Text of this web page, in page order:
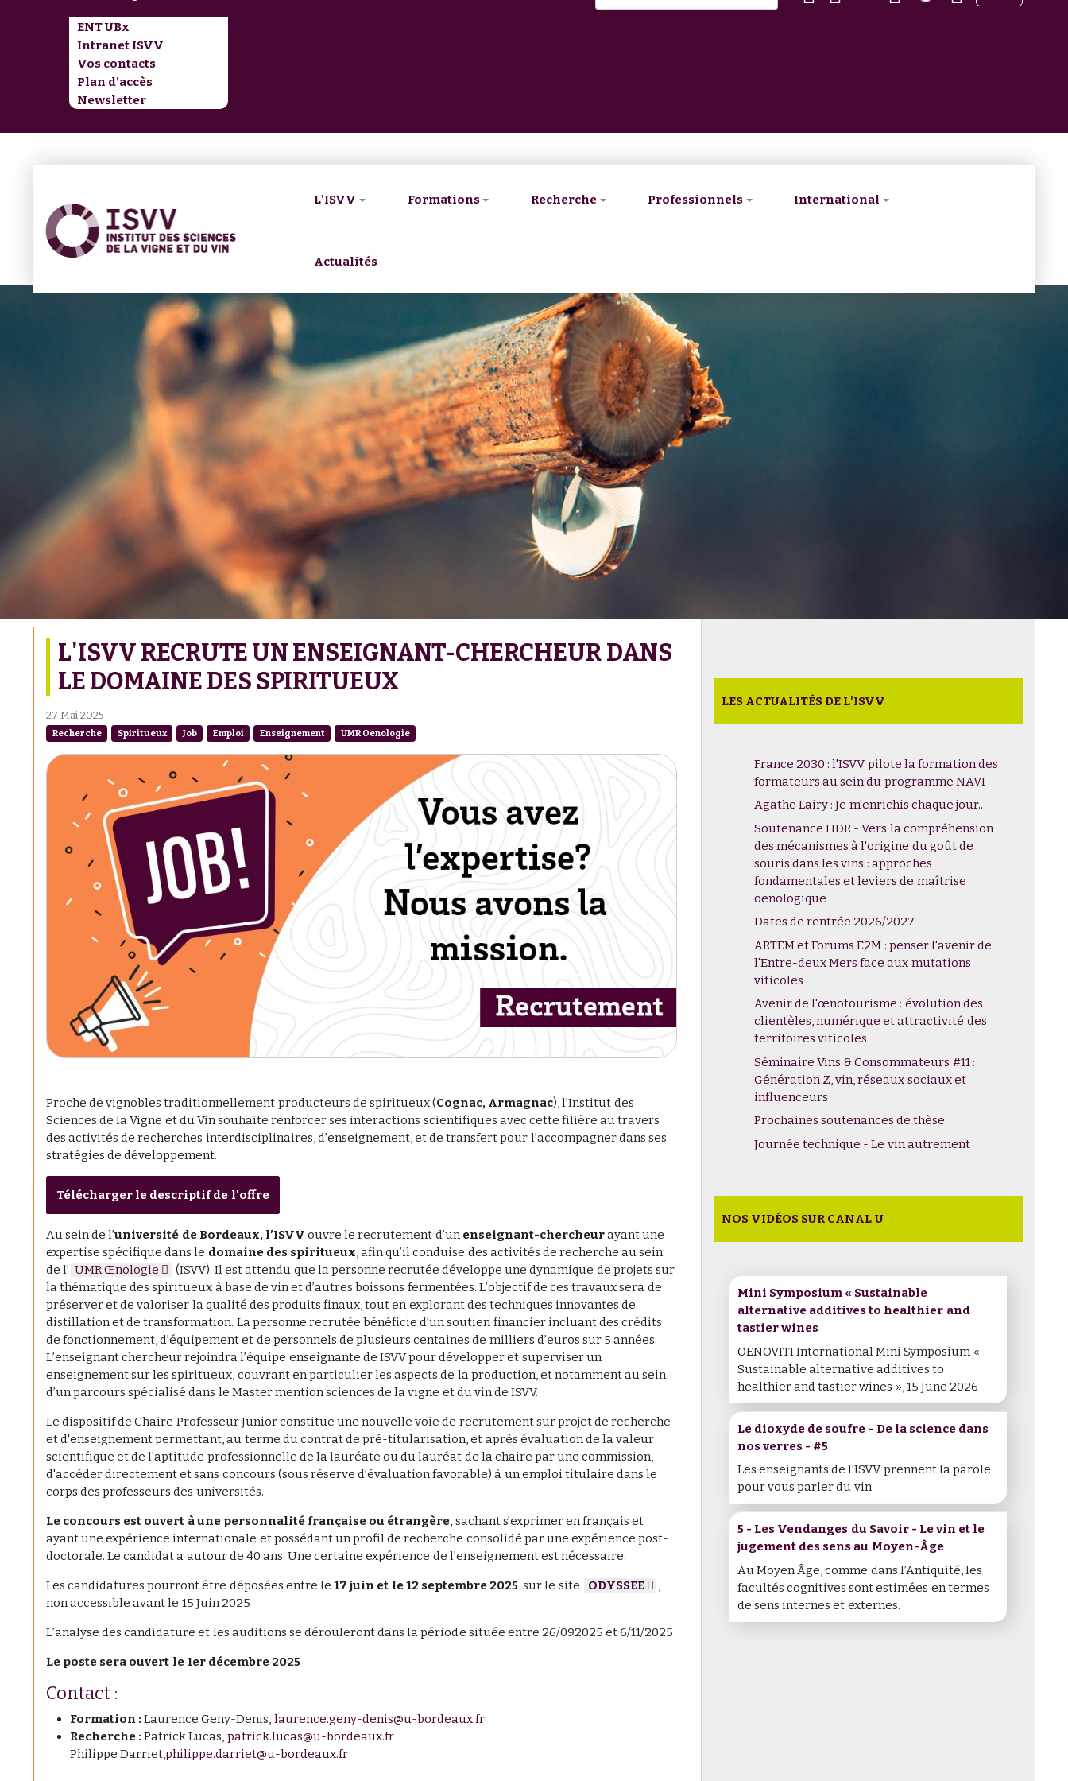
ENT UBx
Intranet ISVV
Vos contacts
Plan d’accès
Newsletter
L'ISVV Formations Recherche Professionnels International
Actualités
L'ISVV RECRUTE UN ENSEIGNANT-CHERCHEUR DANS
LE DOMAINE DES SPIRITUEUX
27 Mai 2025
Recherche Spiritueux Job Emploi Enseignement UMR Oenologie
Proche de vignobles traditionnellement producteurs de spiritueux (Cognac, Armagnac), l’Institut des
Sciences de la Vigne et du Vin souhaite renforcer ses interactions scientifiques avec cette filière au travers
des activités de recherches interdisciplinaires, d’enseignement, et de transfert pour l’accompagner dans ses
stratégies de développement.
Télécharger le descriptif de l'offre
Au sein de l’université de Bordeaux, l’ISVV ouvre le recrutement d’unenseignant-chercheurayant une
expertise spécifique dans le domaine des spiritueux, afin qu’il conduise des activités de recherche au sein
de l’ UMR Œnologie
(ISVV). Il est attendu que la personne recrutée développe une dynamique de projets sur
la thématique des spiritueux à base de vin et d’autres boissons fermentées. L’objectif de ces travaux sera de
préserver et de valoriser la qualité des produits finaux, tout en explorant des techniques innovantes de
distillation et de transformation. La personne recrutée bénéficie d’un soutien financier incluant des crédits
de fonctionnement, d’équipement et de personnels de plusieurs centaines de milliers d’euros sur 5 années.
L’enseignant chercheur rejoindra l’équipe enseignante de ISVV pour développer et superviser un
enseignement sur les spiritueux, couvrant en particulier les aspects de la production, et notamment au sein
d’un parcours spécialisé dans le Master mention sciences de la vigne et du vin de ISVV.
Le dispositif de Chaire Professeur Junior constitue une nouvelle voie de recrutement sur projet de recherche
et d'enseignement permettant, au terme du contrat de pré-titularisation, et après évaluation de la valeur
scientifique et de l'aptitude professionnelle de la lauréate ou du lauréat de la chaire par une commission,
d'accéder directement et sans concours (sous réserve d’évaluation favorable) à un emploi titulaire dans le
corps des professeurs des universités.
Le concours est ouvert à une personnalité française ou étrangère, sachant s’exprimer en français et
ayant une expérience internationale et possédant un profil de recherche consolidé par une expérience post-
doctorale. Le candidat a autour de 40 ans. Une certaine expérience de l’enseignement est nécessaire.
Les candidatures pourront être déposées entre le17 juin et le 12 septembre 2025sur le site ODYSSEE
,
non accessible avant le 15 Juin 2025
L’analyse des candidature et les auditions se dérouleront dans la période située entre 26/092025 et 6/11/2025
Le poste sera ouvert le 1er décembre 2025
Contact :
Formation : Laurence Geny-Denis, laurence.geny-denis@u-bordeaux.fr
Recherche : Patrick Lucas, patrick.lucas@u-bordeaux.fr
Philippe Darriet,philippe.darriet@u-bordeaux.fr
LES ACTUALITÉS DE L'ISVV
France 2030 : l'ISVV pilote la formation des
formateurs au sein du programme NAVI
Agathe Lairy : Je m'enrichis chaque jour..
Soutenance HDR - Vers la compréhension
des mécanismes à l'origine du goût de
souris dans les vins : approches
fondamentales et leviers de maîtrise
oenologique
Dates de rentrée 2026/2027
ARTEM et Forums E2M : penser l'avenir de
l'Entre-deux Mers face aux mutations
viticoles
Avenir de l'œnotourisme : évolution des
clientèles, numérique et attractivité des
territoires viticoles
Séminaire Vins & Consommateurs #11 :
Génération Z, vin, réseaux sociaux et
influenceurs
Prochaines soutenances de thèse
Journée technique - Le vin autrement
NOS VIDÉOS SUR CANAL U
Mini Symposium « Sustainable
alternative additives to healthier and
tastier wines
OENOVITI International Mini Symposium «
Sustainable alternative additives to
healthier and tastier wines », 15 June 2026
Le dioxyde de soufre - De la science dans
nos verres - #5
Les enseignants de l'ISVV prennent la parole
pour vous parler du vin
5 - Les Vendanges du Savoir - Le vin et le
jugement des sens au Moyen-Âge
Au Moyen Âge, comme dans l’Antiquité, les
facultés cognitives sont estimées en termes
de sens internes et externes.